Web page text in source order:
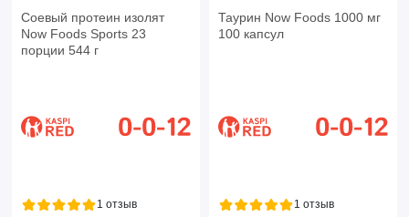
Соевый протеин изолят
Now Foods Sports 23
порции 544 г
1 отзыв
Таурин Now Foods 1000 мг
100 капсул
1 отзыв